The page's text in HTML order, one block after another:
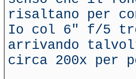
risaltano per
Io col 6" f/5
arrivando
circa 200x per